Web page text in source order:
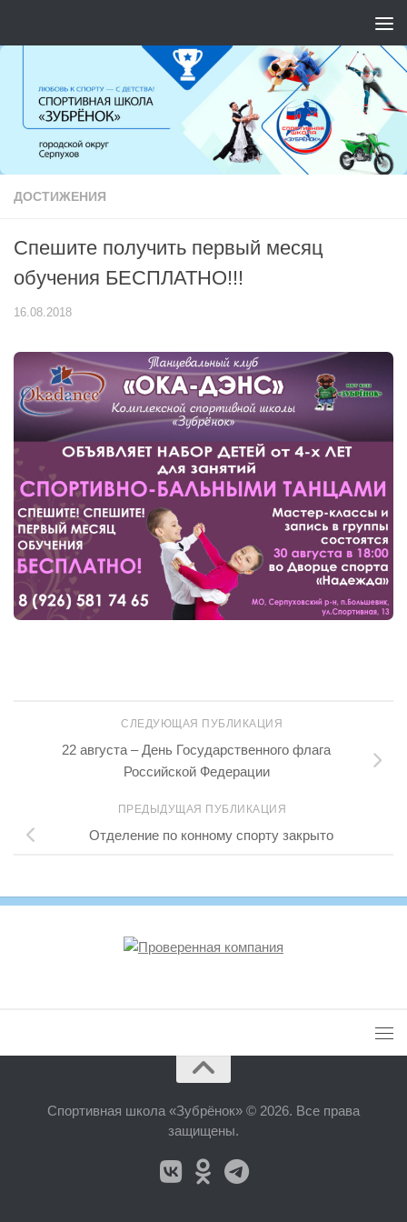
ДОСТИЖЕНИЯ
Спешите получить первый месяц
обучения БЕСПЛАТНО!!!
16.08.2018
СЛЕДУЮЩАЯ ПУБЛИКАЦИЯ
22 августа – День Государственного флага
Российской Федерации
ПРЕДЫДУЩАЯ ПУБЛИКАЦИЯ
Отделение по конному спорту закрыто
Спортивная школа «Зубрёнок» © 2026. Все права
защищены.